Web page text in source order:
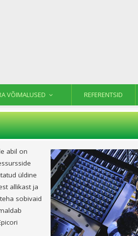
VÕIMALUSED REFERENTSID
abil on
üldine
allikast ja
sobivaid